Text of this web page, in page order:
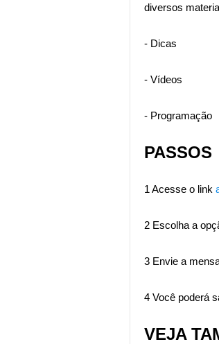
diversos
- Dicas
- Vídeos
- Programação
PASSOS
1 Acesse o link
2 Escolha a
3 Envie a
4 Você poderá
VEJA